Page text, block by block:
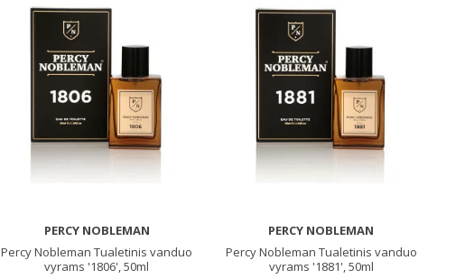
PERCY NOBLEMAN
Percy Nobleman Tualetinis vanduo
vyrams '1806', 50ml
PERCY NOBLEMAN
Percy Nobleman Tualetinis vanduo
vyrams '1881', 50ml